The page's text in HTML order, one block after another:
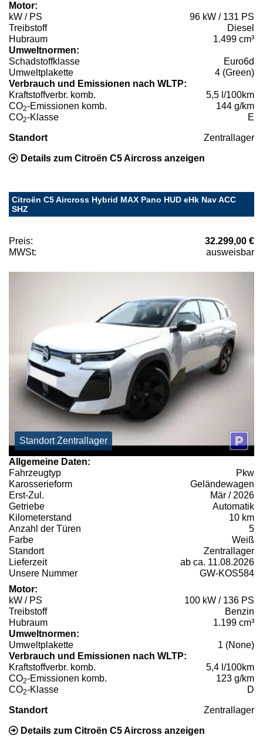
Motor:
kW / PS
96 kW / 131 PS
Treibstoff
Diesel
Hubraum
1.499 cm³
Umweltnormen:
Schadstoffklasse
Euro6d
Umweltplakette
4 (Green)
Verbrauch und Emissionen nach WLTP:
Kraftstoffverbr. komb.
5,5 l/100km
CO2-Emissionen komb.
144 g/km
CO2-Klasse E
Standort Zentrallager
Details zum Citroën C5 Aircross anzeigen
Citroën C5 Aircross Hybrid MAX Pano HUD eHk Nav ACC
SHZ
Preis:
32.299,00 €
MWSt:
ausweisbar
Standort Zentrallager
Allgemeine Daten:
Fahrzeugtyp
Pkw
Karosserieform
Geländewagen
Erst-Zul.
Mär / 2026
Getriebe
Automatik
Kilometerstand
10 km
Anzahl der Türen
5
Farbe
Weiß
Standort
Zentrallager
Lieferzeit
ab ca. 11.08.2026
Unsere Nummer
GW-KOS584
Motor:
kW / PS
100 kW / 136 PS
Treibstoff
Benzin
Hubraum
1.199 cm³
Umweltnormen:
Umweltplakette
1 (None)
Verbrauch und Emissionen nach WLTP:
Kraftstoffverbr. komb.
5,4 l/100km
CO2-Emissionen komb.
123 g/km
CO2-Klasse D
Standort Zentrallager
Details zum Citroën C5 Aircross anzeigen